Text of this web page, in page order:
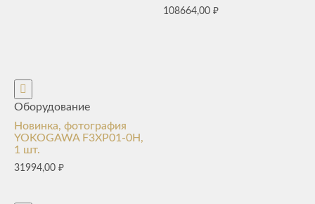
108664,00₽
Оборудование
Новинка, фотография
YOKOGAWA F3XP01-0H,
1 шт.
31994,00 ₽